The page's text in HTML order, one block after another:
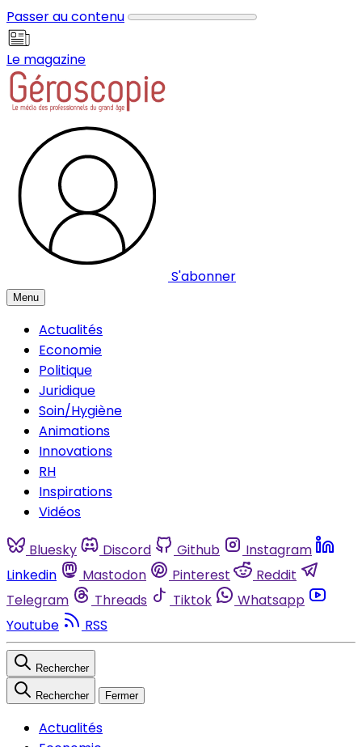
Passer au contenu
Le magazine
S'abonner
Menu
Actualités
Economie
Politique
Juridique
Soin/Hygiène
Animations
Innovations
RH
Inspirations
Vidéos
Bluesky Discord Github
Instagram
Linkedin
Mastodon Pinterest
Reddit
Telegram
Threads Tiktok
Whatsapp
Youtube
RSS
Rechercher
Rechercher Fermer
Actualités
Panneau de gestion des cookies